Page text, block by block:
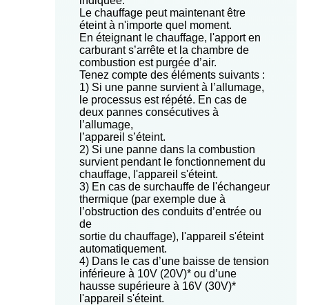
Le chauffage peut maintenant être
éteint à n'importe quel moment.
En éteignant le chauffage, l'apport en
carburant s’arrête et la chambre de
combustion est purgée d’air.
Tenez compte des éléments suivants :
1) Si une panne survient à l’allumage,
le processus est répété. En cas de
deux pannes consécutives à
l’allumage,
l’appareil s’éteint.
2) Si une panne dans la combustion
survient pendant le fonctionnement du
chauffage, l'appareil s'éteint.
3) En cas de surchauffe de l'échangeur
thermique (par exemple due à
l’obstruction des conduits d’entrée ou
de
sortie du chauffage), l'appareil s'éteint
automatiquement.
4) Dans le cas d’une baisse de tension
inférieure à 10V (20V)* ou d’une
hausse supérieure à 16V (30V)*
l'appareil s'éteint.